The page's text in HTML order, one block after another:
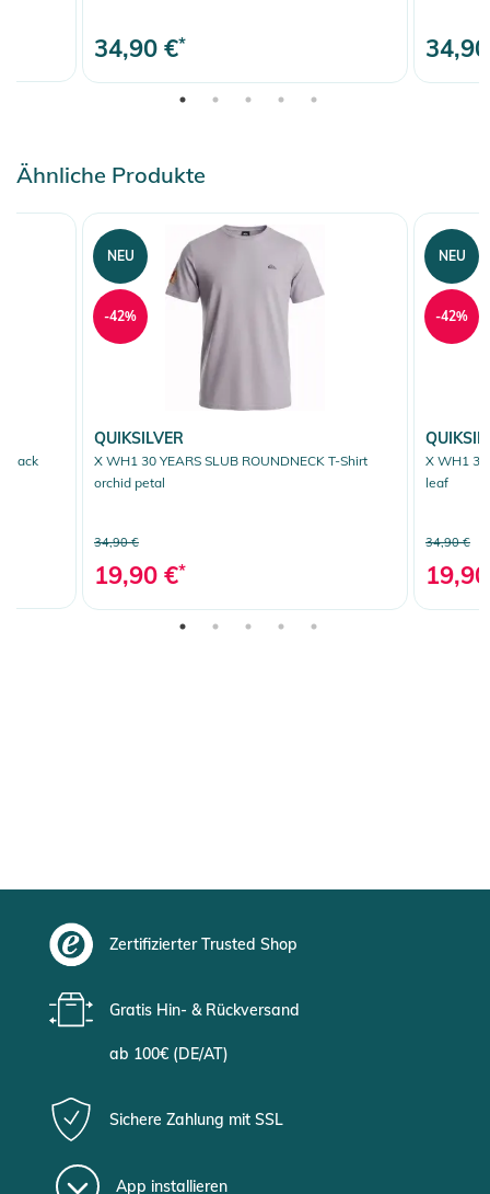
34,90 €*
Ähnliche Produkte
black
QUIKSILVER
X WH1 30 YEARS SLUB ROUNDNECK T-Shirt
orchid petal
34,90 €
19,90 €*
NEU
-42%
X WH1 30
leaf
34,90 €
NEU
-42%
Zertifizierter Trusted Shop
Gratis Hin- & Rückversand
ab 100€ (DE/AT)
Sichere Zahlung mit SSL
App installieren